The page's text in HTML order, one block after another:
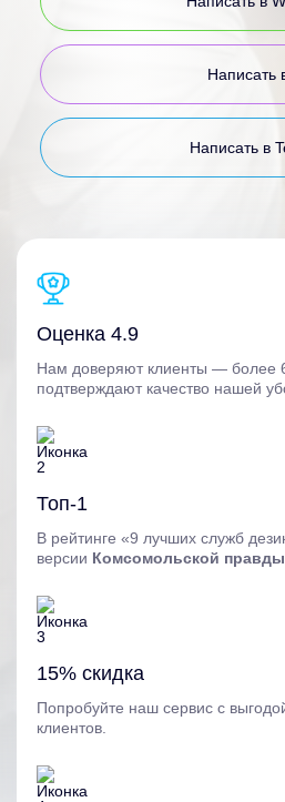
Написать
Написать в
Оценка 4.9
Нам доверяют клиенты — более
подтверждают качество нашей
Топ-1
В рейтинге «9 лучших служб
версии Комсомольской правды
15% скидка
Попробуйте наш сервис с
клиентов.